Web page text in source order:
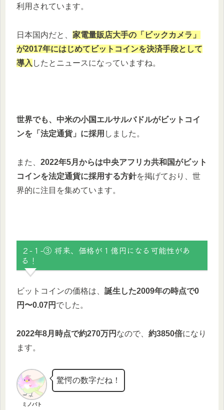
利用されています。
日本国内だと、 家電量販店大手の「ビックカメラ」
が2017年にはじめてビットコインを決済手段として
導入 したとニュースになっていますね。
世界でも、中米の小国エルサルバドルがビットコイ
ンを「法定通貨」に採用 しました。
また、 2022年5月からは中央アフリカ共和国がビット
コインを法定通貨に採用する方針を掲げており、世
界的に注目を集めています。
２-１-③ 将来、価格が１億円になる可能性があ
る！
ビットコインの価格は、 誕生した2009年の時点で0
円〜0.07円 でした。
2022年8月時点で約270万円 なので、 約3850倍になり
ます。
ミノバト
驚愕の数字だね！